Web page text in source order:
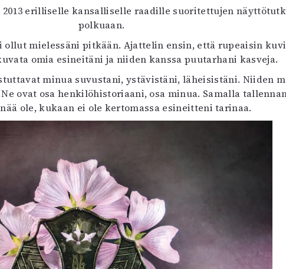
erilliselle kansalliselle raadille suoritettujen
polkuaan.
ollut mielessäni pitkään. Ajattelin ensin, että rupeaisin
omia esineitäni ja niiden kanssa puutarhani kasveja.
minua suvustani, ystävistäni, läheisistäni. Niiden
ovat osa henkilöhistoriaani, osa minua. Samalla
ole, kukaan ei ole kertomassa esineitteni tarinaa.